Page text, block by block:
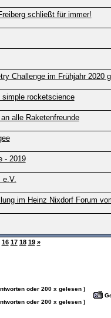
schließt für immer!
Challenge im Frühjahr 2020
simple rocketscience
alle Raketenfreunde
- 2019
e.V.
im Heinz Nixdorf Forum
16 17 18 19 »
oder 200 x gelesen )
oder 200 x gelesen )